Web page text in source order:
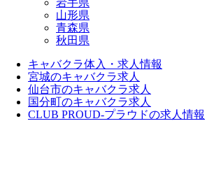
岩手県
山形県
青森県
秋田県
キャバクラ体入・求人情報
宮城のキャバクラ求人
仙台市のキャバクラ求人
国分町のキャバクラ求人
CLUB PROUD-プラウドの求人情報